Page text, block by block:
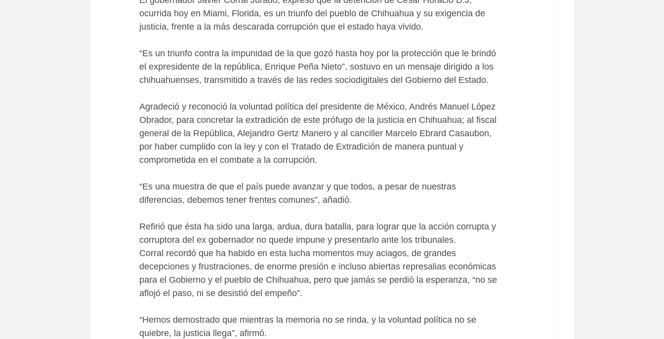
ocurrida hoy en Miami, Florida, es un triunfo del pueblo de Chihuahua y su exigencia de
justicia, frente a la más descarada corrupción que el estado haya vivido.
“Es un triunfo contra la impunidad de la que gozó hasta hoy por la protección que le brindó
el expresidente de la república, Enrique Peña Nieto”, sostuvo en un mensaje dirigido a los
chihuahuenses, transmitido a través de las redes sociodigitales del Gobierno del Estado.
Agradeció y reconoció la voluntad política del presidente de México, Andrés Manuel López
Obrador, para concretar la extradición de este prófugo de la justicia en Chihuahua; al fiscal
general de la República, Alejandro Gertz Manero y al canciller Marcelo Ebrard Casaubon,
por haber cumplido con la ley y con el Tratado de Extradición de manera puntual y
comprometida en el combate a la corrupción.
“Es una muestra de que el país puede avanzar y que todos, a pesar de nuestras
diferencias, debemos tener frentes comunes”, añadió.
Refirió que ésta ha sido una larga, ardua, dura batalla, para lograr que la acción corrupta y
corruptora del ex gobernador no quede impune y presentarlo ante los tribunales.
Corral recordó que ha habido en esta lucha momentos muy aciagos, de grandes
decepciones y frustraciones, de enorme presión e incluso abiertas represalias económicas
para el Gobierno y el pueblo de Chihuahua, pero que jamás se perdió la esperanza, “no se
aflojó el paso, ni se desistió del empeño”.
“Hemos demostrado que mientras la memoria no se rinda, y la voluntad política no se
quiebre, la justicia llega”, afirmó.